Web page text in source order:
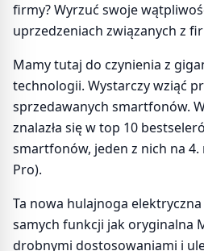
firmy? Wyrzuć swoje
uprzedzeniach związanych z
Mamy tutaj do czynienia z
technologii. Wystarczy wziąć
sprzedawanych smartfonów.
znalazła się w top 10
smartfonów, jeden z nich na 4.
Pro).
Ta nowa hulajnoga
samych funkcji jak oryginalna
drobnymi dostosowaniami i